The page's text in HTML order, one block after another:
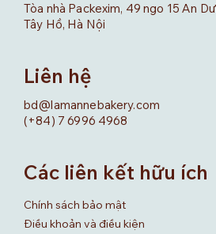
Tòa nhà Packexim, 49 ngo 15 An
Tây Hồ, Hà Nội
Liên hệ
bd@lamannebakery.com
(+84) 7 6996 4968
Các liên kết hữu ích
Chính sách bảo mật
Điều khoản và điều kiện